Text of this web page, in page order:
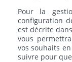
Pour la
configuration
est décrite
vous
vos souhaits
suivre pour